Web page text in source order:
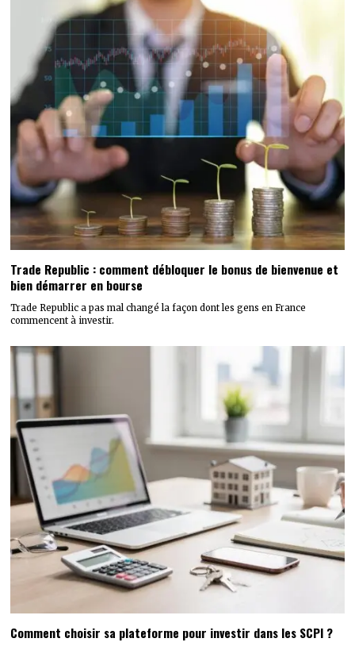
Trade Republic : comment débloquer le bonus de bienvenue et
bien démarrer en bourse
Trade Republic a pas mal changé la façon dont les gens en France
commencent à investir.
Comment choisir sa plateforme pour investir dans les SCPI ?